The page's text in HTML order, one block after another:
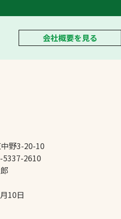
会社概要を見る
野3-20-10
2610
10日